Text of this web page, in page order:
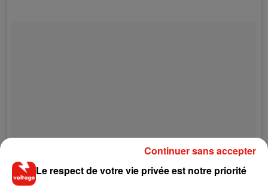
Le respect de votre vie privée est notre priorité
Continuer sans accepter